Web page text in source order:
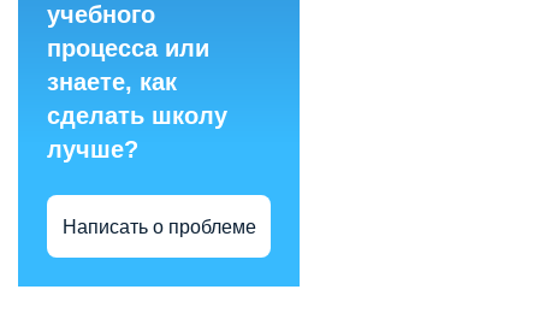
учебного
процесса или
знаете, как
сделать школу
лучше?
Написать о проблеме